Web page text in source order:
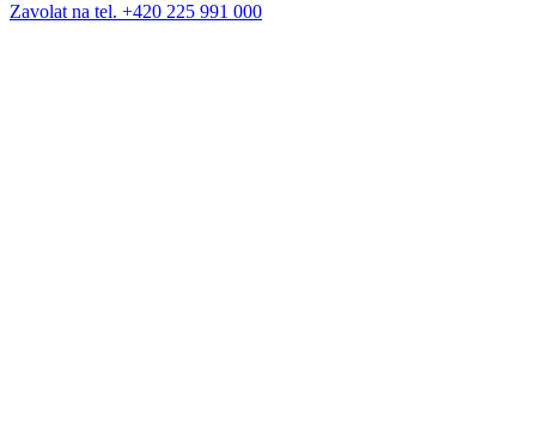
Zavolat na tel. +420 225 991 000